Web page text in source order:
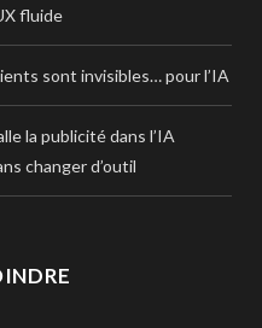
fluide
sont invisibles… pour l’IA
la publicité dans l’IA
changer d’outil